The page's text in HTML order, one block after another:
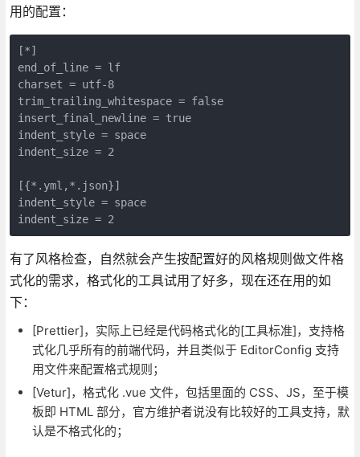
用的配置：
[*]
end_of_line = lf
charset = utf-8
trim_trailing_whitespace = false
insert_final_newline = true
indent_style = space
indent_size = 2
[{*.yml,*.json}]
indent_style = space
有了风格检查，自然就会产生按配置好的风格规则做文件格
式化的需求，格式化的工具试用了好多，现在还在用的如
下：
[Prettier]，实际上已经是代码格式化的[工具标准]，支持格
式化几乎所有的前端代码，并且类似于 EditorConfig 支持
用文件来配置格式规则；
[Vetur]，格式化 .vue 文件，包括里面的 CSS、JS，至于模
板即 HTML 部分，官方维护者说没有比较好的工具支持，默
认是不格式化的；